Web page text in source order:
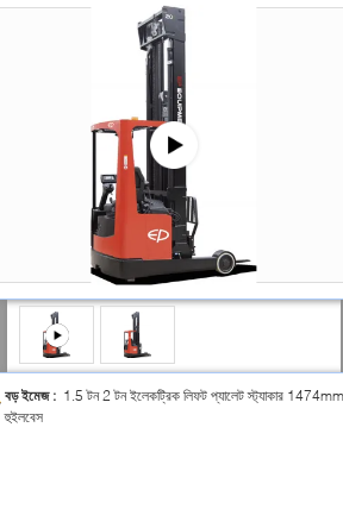
বড় ইমেজ : 1.5 টন 2 টন ইলেকট্রিক লিফট প্যালেট স্ট্যাকার 1474mm
হুইলবেস